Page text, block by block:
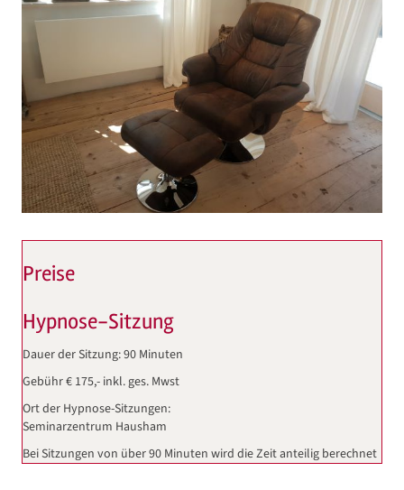
Preise
Hypnose-Sitzung
Dauer der Sitzung: 90 Minuten
Gebühr € 175,- inkl. ges. Mwst
Ort der Hypnose-Sitzungen:
Seminarzentrum Hausham
Bei Sitzungen von über 90 Minuten wird die Zeit anteilig berechnet